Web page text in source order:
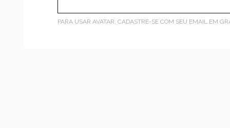
PARA USAR AVATAR, CADASTRE-SE COM SEU EMAIL EM